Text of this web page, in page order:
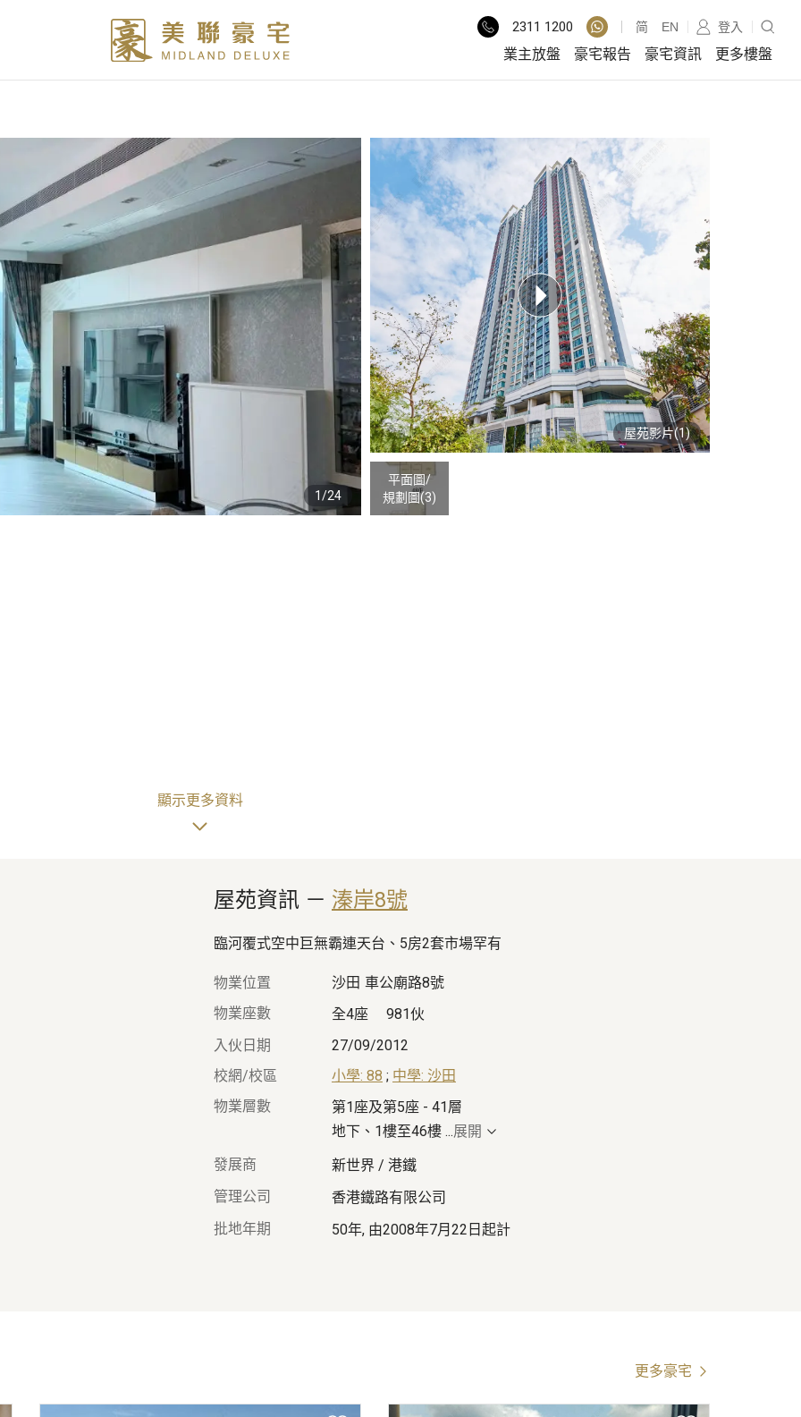
業主放盤 豪宅報告 豪宅資訊 更多樓盤
2311 1200 简 EN 登入
1/24
屋苑影片(1)
平面圖/
規劃圖(3)
78%
了解按揭計劃
顯示更多資料
屋苑資訊 － 溱岸8號
臨河覆式空中巨無霸連天台、5房2套市場罕有
物業位置 沙田 車公廟路8號
物業座數
全4座
981伙
入伙日期
27/09/2012
校網/校區
小學: 88 ; 中學: 沙田
物業層數
第1座及第5座 - 41層
地下、1樓至46樓 ...展開
發展商
新世界 / 港鐵
管理公司
香港鐵路有限公司
批地年期
50年, 由2008年7月22日起計
更多豪宅